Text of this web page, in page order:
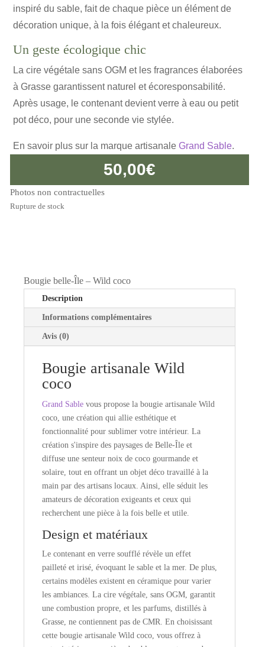
inspiré du sable, fait de chaque pièce un élément de
décoration unique, à la fois élégant et chaleureux.
Un geste écologique chic
La cire végétale sans OGM et les fragrances élaborées
à Grasse garantissent naturel et écoresponsabilité.
Après usage, le contenant devient verre à eau ou petit
pot déco, pour une seconde vie stylée.
En savoir plus sur la marque artisanaleGrand Sable.
50,00€
Photos non contractuelles
Rupture de stock
Bougie belle-Île – Wild coco
Description
Informations complémentaires
Avis (0)
Bougie artisanale Wild
coco
Grand Sablevous propose la bougie artisanale Wild
coco, une création qui allie esthétique et
fonctionnalité pour sublimer votre intérieur. La
création s'inspire des paysages de Belle-Île et
diffuse une senteur noix de coco gourmande et
solaire, tout en offrant un objet déco travaillé à la
main par des artisans locaux. Ainsi, elle séduit les
amateurs de décoration exigeants et ceux qui
recherchent une pièce à la fois belle et utile.
Design et matériaux
Le contenant en verre soufflé révèle un effet
pailleté et irisé, évoquant le sable et la mer. De plus,
certains modèles existent en céramique pour varier
les ambiances. La cire végétale, sans OGM, garantit
une combustion propre, et les parfums, distillés à
Grasse, ne contiennent pas de CMR. En choisissant
cette bougie artisanale Wild coco, vous offrez à